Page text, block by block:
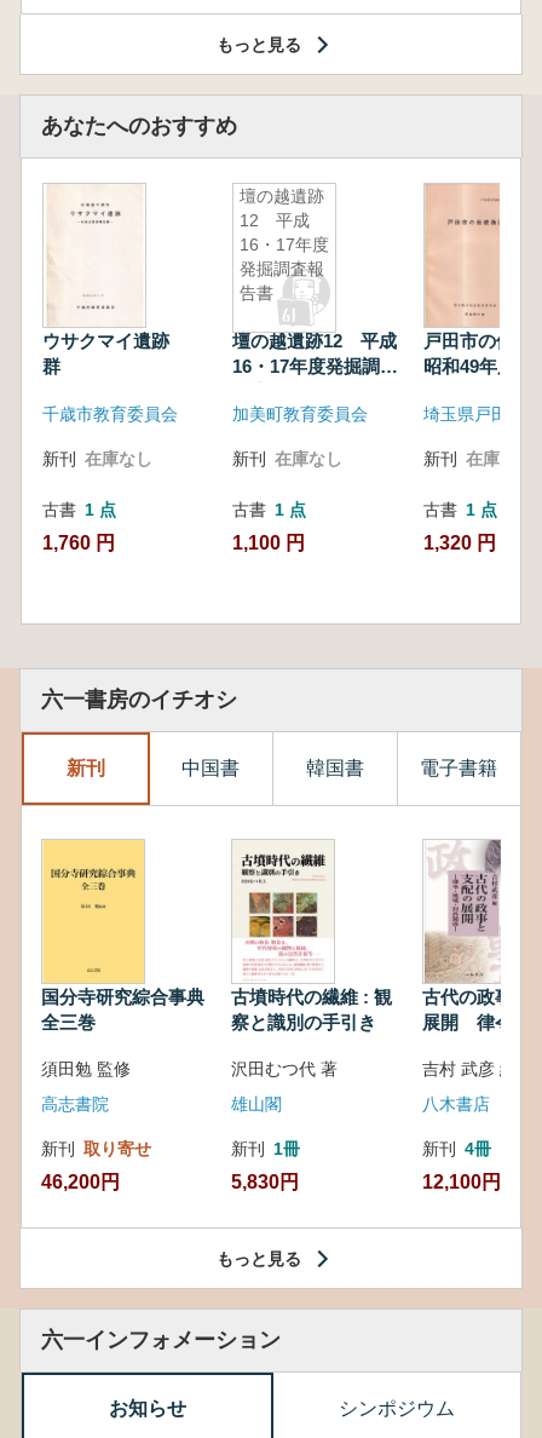
もっと見る
あなたへのおすすめ
ウサクマイ遺跡
群
千歳市教育委員会
新刊 在庫なし
古書 1 点
1,760 円
壇の越遺跡
12 平成
16・17年度
発掘調査報
告書
壇の越遺跡12 平成
16・17年度発掘調査
加美町教育委員会
新刊 在庫なし
古書 1 点
1,100 円
戸田市の伝
昭和49年度
新刊 在庫なし
古書 1 点
1,320 円
六一書房のイチオシ
新刊 中国書 韓国書 電子書籍
国分寺研究綜合事典
全三巻
須田勉 監修
高志書院
新刊 取り寄せ
46,200円
古墳時代の繊維 : 観
察と識別の手引き
沢田むつ代 著
雄山閣
新刊 1冊
5,830円
古代の政事と
展開 律令・
吉村 武彦 編集
八木書店
新刊 4冊
12,100円
もっと見る
六一インフォメーション
お知らせ シンポジウム